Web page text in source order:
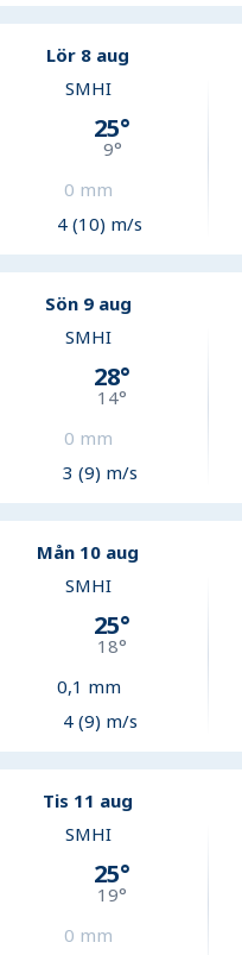
Lör 8 aug
SMHI
25°
9°
0 mm
4 (10) m/s
Sön 9 aug
SMHI
28°
14°
0 mm
3 (9) m/s
Mån 10 aug
SMHI
25°
18°
0,1 mm
4 (9) m/s
Tis 11 aug
SMHI
25°
19°
0 mm